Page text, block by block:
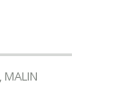
MALIN